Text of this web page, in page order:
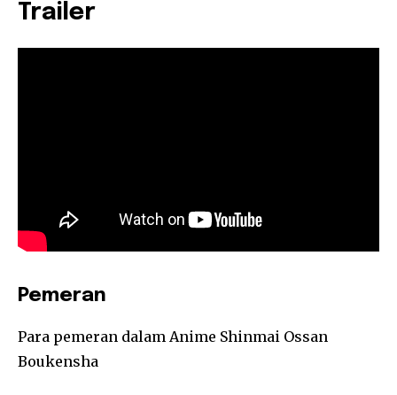
Trailer
Pemeran
Para pemeran dalam Anime Shinmai Ossan
Boukensha